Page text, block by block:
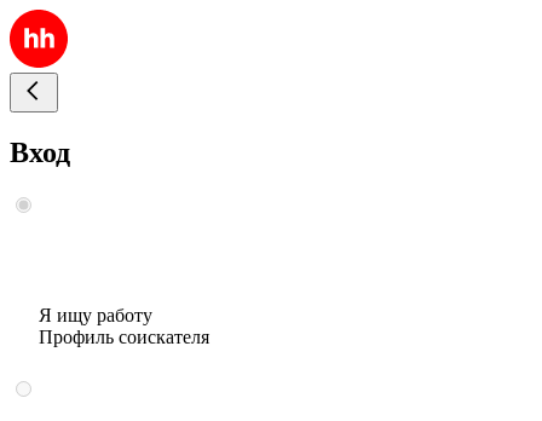
Вход
Я ищу работу
Профиль соискателя